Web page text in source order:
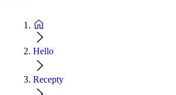
Hello
Recepty